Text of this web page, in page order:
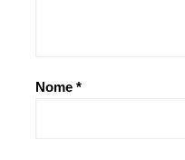
Nome *